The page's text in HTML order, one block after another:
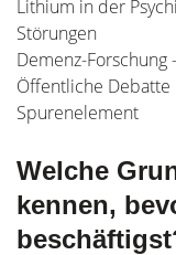
Lithium in der
Störungen
Demenz-Forschung
Öffentliche
Spurenelement
Welche
kennen,